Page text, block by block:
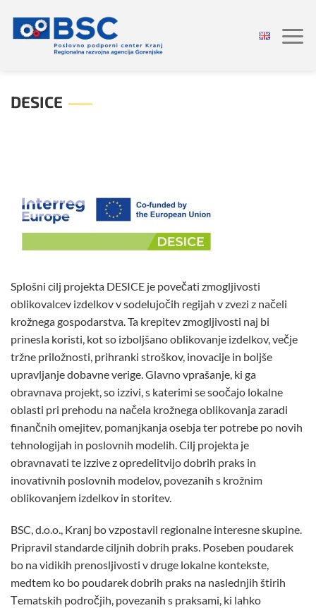
vsebino
DESICE
Splošni cilj projekta DESICE je povečati zmogljivosti
oblikovalcev izdelkov v sodelujočih regijah v zvezi z načeli
krožnega gospodarstva. Ta krepitev zmogljivosti naj bi
prinesla koristi, kot so izboljšano oblikovanje izdelkov, večje
tržne priložnosti, prihranki stroškov, inovacije in boljše
upravljanje dobavne verige. Glavno vprašanje, ki ga
obravnava projekt, so izzivi, s katerimi se soočajo lokalne
oblasti pri prehodu na načela krožnega oblikovanja zaradi
finančnih omejitev, pomanjkanja osebja ter potrebe po novih
tehnologijah in poslovnih modelih. Cilj projekta je
obravnavati te izzive z opredelitvijo dobrih praks in
inovativnih poslovnih modelov, povezanih s krožnim
oblikovanjem izdelkov in storitev.
BSC, d.o.o., Kranj bo vzpostavil regionalne interesne skupine.
Pripravil standarde ciljnih dobrih praks. Poseben poudarek
bo na vidikih prenosljivosti v druge lokalne kontekste,
medtem ko bo poudarek dobrih praks na naslednjih štirih
Τematskih področjih, povezanih s praksami, ki lahko